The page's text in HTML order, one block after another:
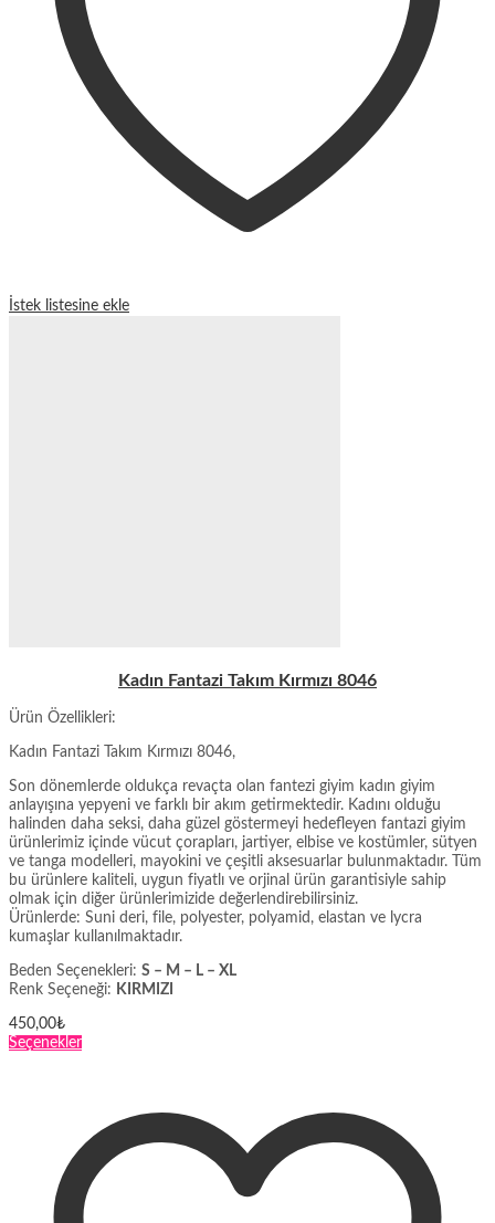
İstek listesine ekle
Kadın Fantazi Takım Kırmızı 8046
Ürün Özellikleri:
Kadın Fantazi Takım Kırmızı 8046,
Son dönemlerde oldukça revaçta olan fantezi giyim kadın giyim
anlayışına yepyeni ve farklı bir akım getirmektedir. Kadını olduğu
halinden daha seksi, daha güzel göstermeyi hedefleyen fantazi giyim
ürünlerimiz içinde vücut çorapları, jartiyer, elbise ve kostümler, sütyen
ve tanga modelleri, mayokini ve çeşitli aksesuarlar bulunmaktadır. Tüm
bu ürünlere kaliteli, uygun fiyatlı ve orjinal ürün garantisiyle sahip
olmak için diğer ürünlerimizide değerlendirebilirsiniz.
Ürünlerde: Suni deri, file, polyester, polyamid, elastan ve lycra
kumaşlar kullanılmaktadır.
Beden Seçenekleri: S – M – L – XL
Renk Seçeneği: KIRMIZI
450,00₺
SeçeneklerBu
varyasyonu
var.
Seçenekler
ürün
sayfasından
seçilebilir